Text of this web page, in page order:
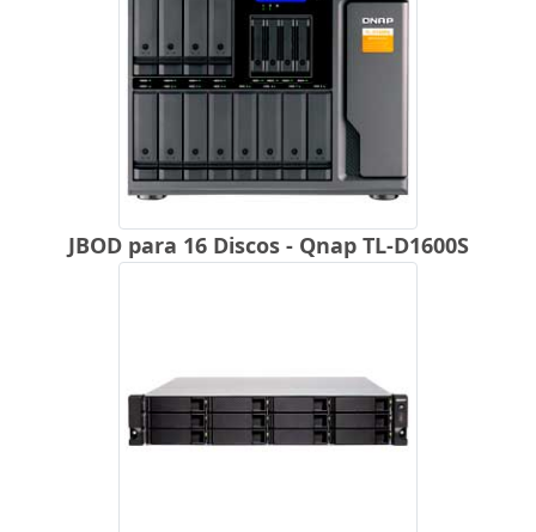
JBOD para 16 Discos - Qnap TL-D1600S